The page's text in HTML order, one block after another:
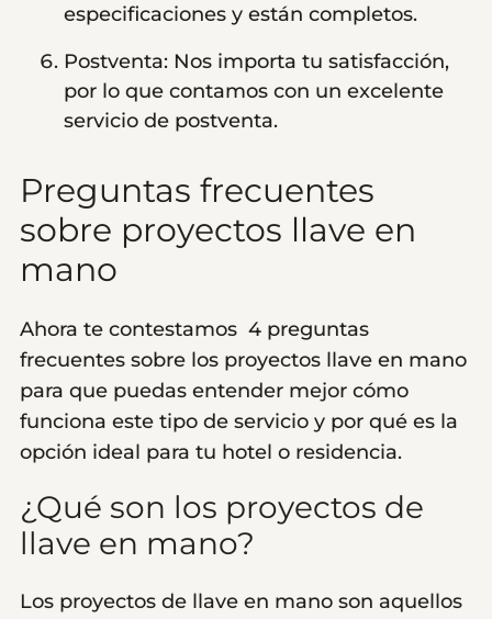
especificaciones y están completos.
Postventa: Nos importa tu satisfacción,
por lo que contamos con un excelente
servicio de postventa.
Preguntas frecuentes
sobre proyectos llave en
mano
Ahora te contestamos 4 preguntas
frecuentes sobre los proyectos llave en mano
para que puedas entender mejor cómo
funciona este tipo de servicio y por qué es la
opción ideal para tu hotel o residencia.
¿Qué son los proyectos de
llave en mano?
Los proyectos de llave en mano son aquellos